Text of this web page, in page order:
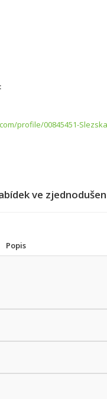
profile/00845451-Slezska
ve
Popis